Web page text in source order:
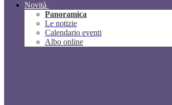
Novità
Panoramica
Le notizie
Calendario eventi
Albo online